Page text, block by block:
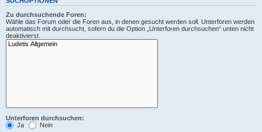
Zu durchsuchende Foren:
Wähle das Forum oder die Foren aus, in denen gesucht werden soll. Unterforen werden
automatisch mit durchsucht, sofern du die Option „Unterforen durchsuchen“ unten nicht
deaktivierst.
Unterforen durchsuchen:
Ja
Nein